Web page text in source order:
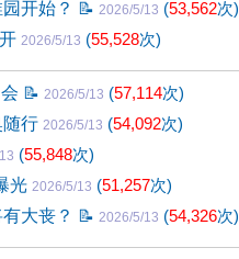
开始？ 📝 2026/5/13 (53,562次)
2026/5/13 (55,528次)
📝 2026/5/13 (57,114次)
行 2026/5/13 (54,092次)
(55,848次)
光 2026/5/13 (51,257次)
大丧？ 📝 2026/5/13 (54,326次)